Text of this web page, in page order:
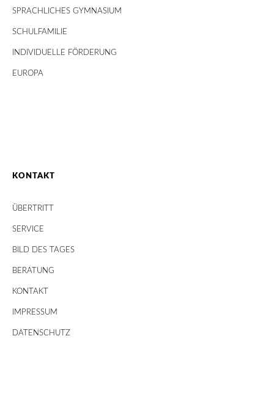
SPRACHLICHES GYMNASIUM
SCHULFAMILIE
INDIVIDUELLE FÖRDERUNG
EUROPA
KONTAKT
ÜBERTRITT
SERVICE
BILD DES TAGES
BERATUNG
KONTAKT
IMPRESSUM
DATENSCHUTZ